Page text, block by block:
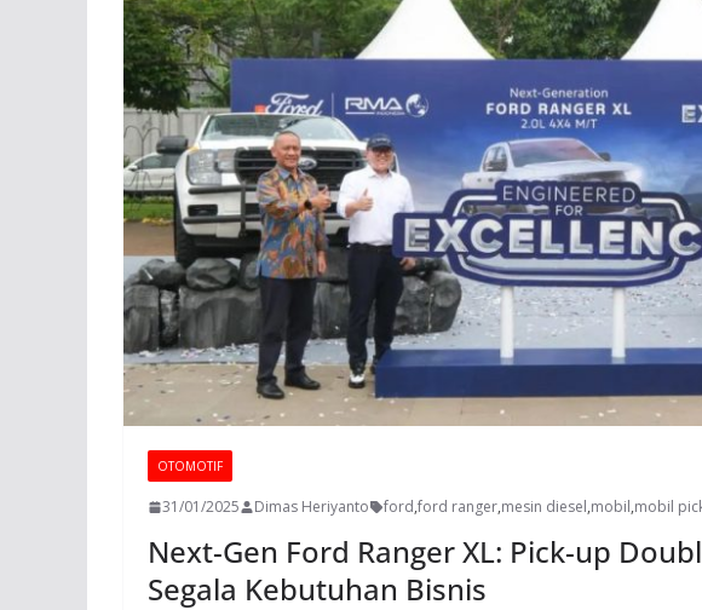
OTOMOTIF
31/01/2025 Dimas Heriyanto ford,ford ranger,mesin diesel,mobil,mobil
Next-Gen Ford Ranger XL: Pick-up
Segala Kebutuhan Bisnis